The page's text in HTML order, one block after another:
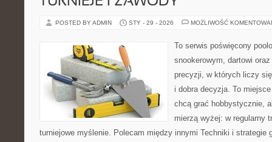
POSTED BY ADMIN STY - 29 - 2026 MOŻLIWOŚĆ
To serwis poświęcony
snookerowym, dartowi
precyzji, w których liczy
i dobra decyzja. To
chcą grać hobbystycznie,
mierzą wyżej: w regularny
turniejowe myślenie. Polecam między innymi Techniki i strategie